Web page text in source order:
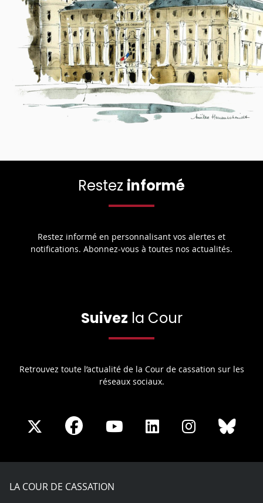
Restez informé
Restez informé en personnalisant vos alertes et
notifications. Abonnez-vous à toutes nos actualités.
Suivez la Cour
Retrouvez toute l’actualité de la Cour de cassation sur les
réseaux sociaux.
Share
X
Share
Facebook
Share
Youtube
Share
LinkedIn
Share
Instagram
LA COUR DE CASSATION